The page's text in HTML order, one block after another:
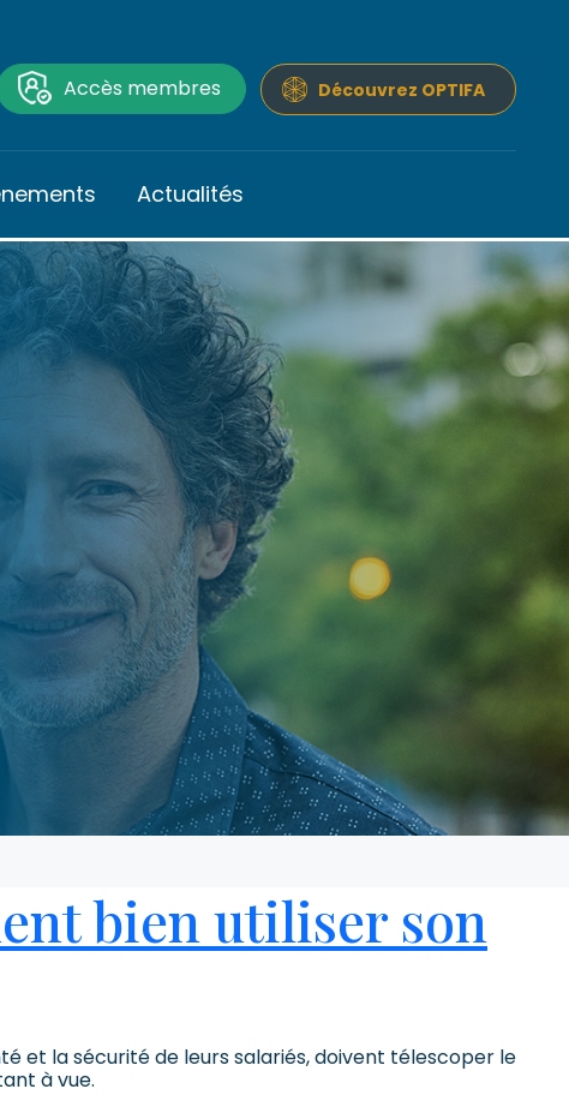
Accès membres Découvrez OPTIFA
Actualités
bien utiliser son
et la sécurité de leurs salariés, doivent télescoper le
à vue.